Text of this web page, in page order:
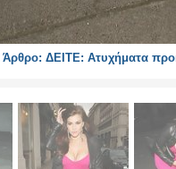
ΔΕΙΤΕ: Ατυχήματα